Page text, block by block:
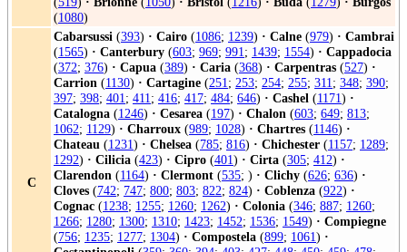
(1080)
C
Cabarsussi (393) · Cairo (1086; 1239) · Calne (979) · Cambrai
(1565) · Canterbury (603; 969; 991; 1439; 1554) · Cappadocia
(372; 376) · Capua (389) · Caria (368) · Carpentras (527) ·
Carrion (1130) · Cartagine (251; 253; 254; 255; 311; 348; 390;
397; 398; 401; 411; 416; 417; 484; 646) · Cashel (1171) ·
Catalogna (1246) · Cesarea (197) · Chalon (603; 649; 813;
1062; 1129) · Charroux (989; 1028) · Chartres (1146) ·
Chateau (1231) · Chelsea (785; 816) · Chichester (1157; 1289;
1292) · Cilicia (423) · Cipro (401) · Cirta (305; 412) ·
Clarendon (1164) · Clermont (535; ) · Clichy (626; 636) ·
Cloves (742; 747; 800; 803; 822; 824) · Coblenza (922) ·
Cognac (1238; 1255; 1260; 1262) · Colonia (346; 887; 1260;
1266; 1280; 1300; 1310; 1423; 1452; 1536; 1549) · Compiegne
(756; 1235; 1277; 1304) · Compostela (899; 1061) ·